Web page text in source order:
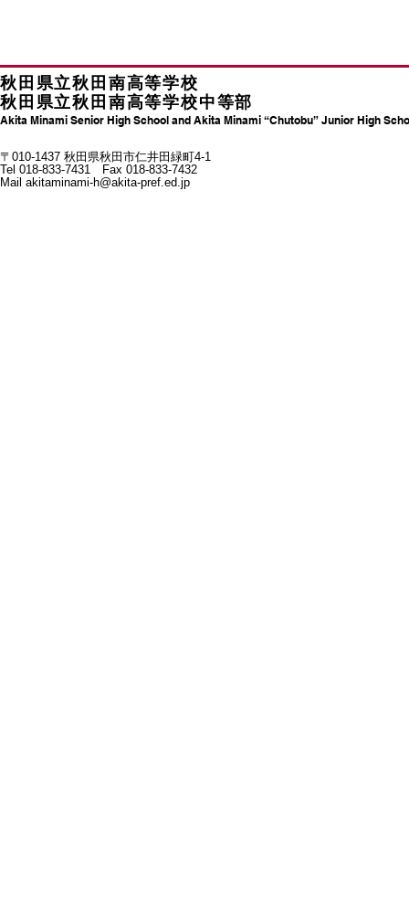
秋田県立秋田南高等学校
秋田県立秋田南高等学校中等部
Akita Minami Senior High School and Akita Minami “Chutobu” Junior High
〒010-1437 秋田県秋田市仁井田緑町4-1
Tel 018-833-7431 Fax 018-833-7432
Mail akitaminami-h@akita-pref.ed.jp